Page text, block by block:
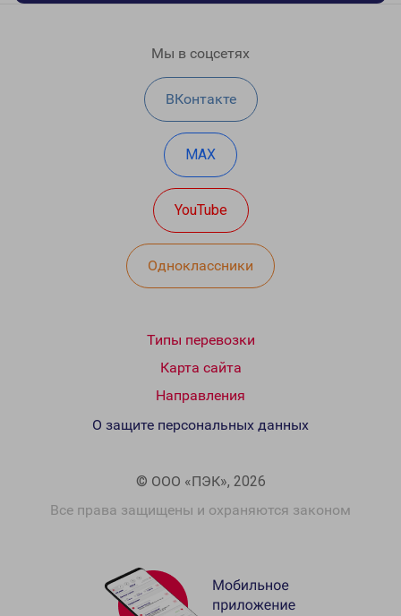
Мы в соцсетях
ВКонтакте
MAX
YouTube
Одноклассники
Типы перевозки
Карта сайта
Направления
© ООО «ПЭК», 2026
Все права защищены и охраняются законом
О защите персональных данных